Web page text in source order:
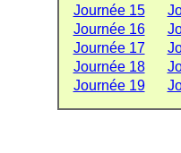
Journée 15
Journée 16
Journée 17
Journée 18
Journée 19